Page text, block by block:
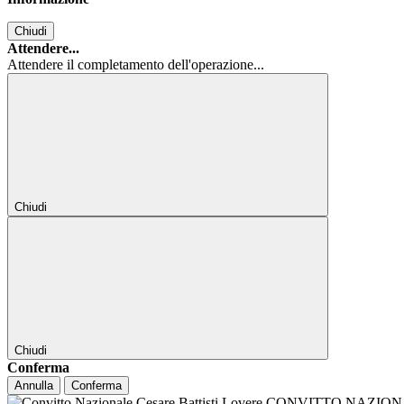
Chiudi
Attendere...
Attendere il completamento dell'operazione...
Chiudi
Chiudi
Conferma
Annulla Conferma